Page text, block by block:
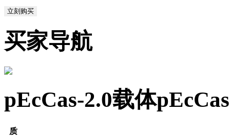
立刻购买
买家导航
pEcCas-2.0载体
质